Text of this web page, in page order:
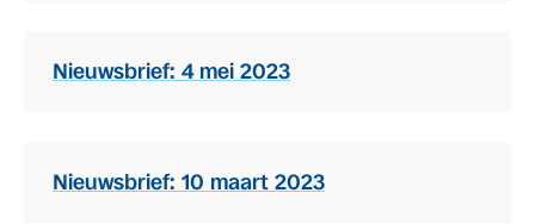
Nieuwsbrief: 4 mei 2023
Nieuwsbrief: 10 maart 2023